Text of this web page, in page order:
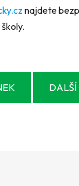
najdete